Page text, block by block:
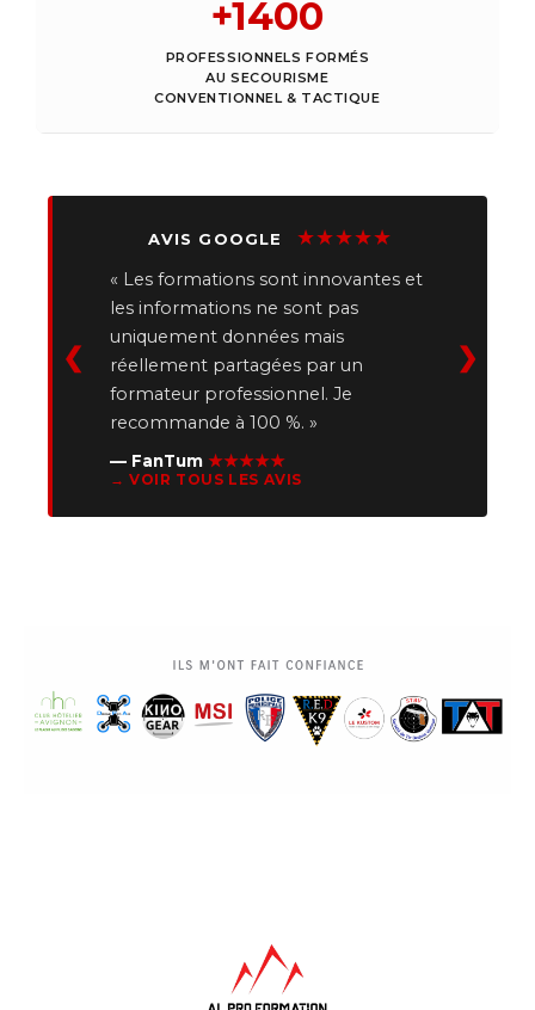
PROFESSIONNELS FORMÉS
AU SECOURISME
CONVENTIONNEL & TACTIQUE
AVIS GOOGLE ★★★★★
« Les formations sont innovantes et
les informations ne sont pas
uniquement données mais
réellement partagées par un
formateur professionnel. Je
recommande à 100 %. »
— FanTum ★★★★★
→ VOIR TOUS LES AVIS
❮ ❯